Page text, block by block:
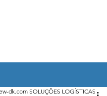
dk.com SOLUÇÕES LOGÍSTICAS